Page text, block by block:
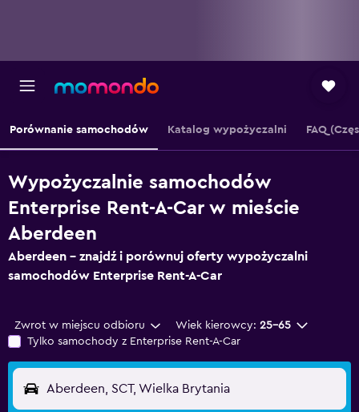
Porównanie samochodów Katalog wypożyczalni FAQ
Wypożyczalnie samochodów
Enterprise Rent-A-Car w mieście
Aberdeen
Aberdeen – znajdź i porównuj oferty wypożyczalni
samochodów Enterprise Rent-A-Car
Zwrot w miejscu odbioru Wiek kierowcy: 25-65
Tylko samochody z Enterprise Rent-A-Car
Aberdeen, SCT, Wielka Brytania